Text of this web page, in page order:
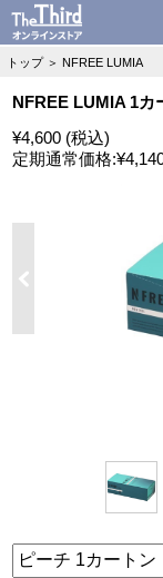
トップ ＞ NFREE LUMIA
NFREE LUMIA 1カ
¥4,600 (税込)
定期通常価格: